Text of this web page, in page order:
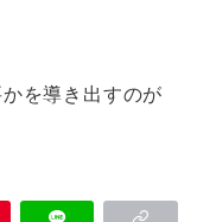
を導き出すのが